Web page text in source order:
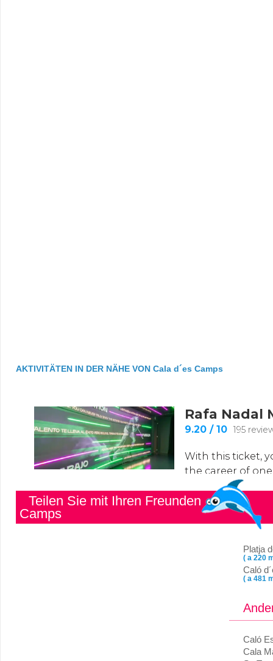
AKTIVITÄTEN IN DER NÄHE VON Cala d´es Camps
Teilen Sie mit Ihren Freunden
Camps
Platja
( a 220
Caló
( a 481
Caló
Cala